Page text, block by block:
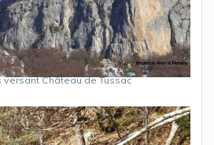
Château de Tussac